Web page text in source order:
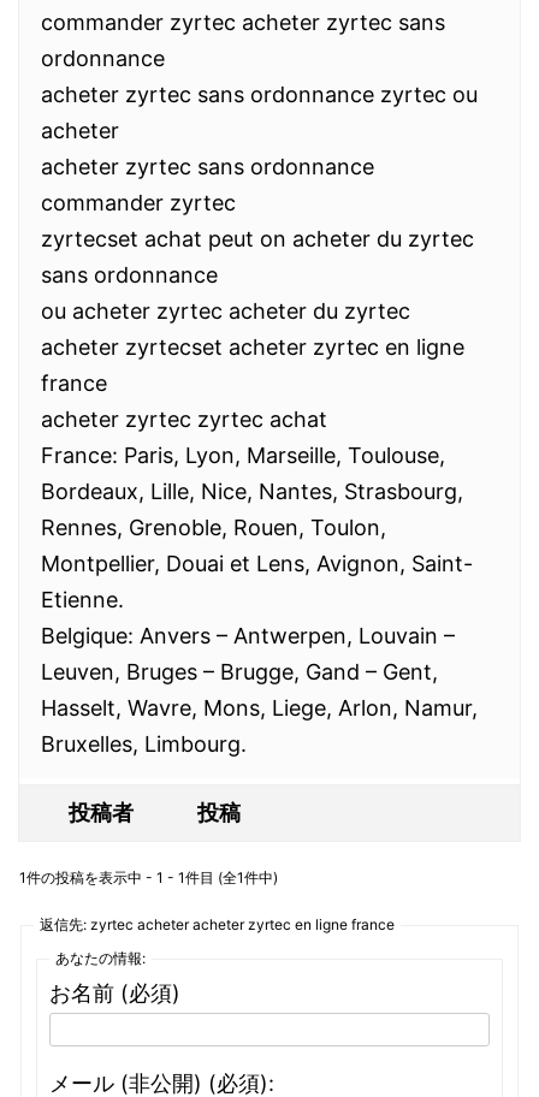
commander zyrtec acheter zyrtec sans
ordonnance
acheter zyrtec sans ordonnance zyrtec ou
acheter
acheter zyrtec sans ordonnance
commander zyrtec
zyrtecset achat peut on acheter du zyrtec
sans ordonnance
ou acheter zyrtec acheter du zyrtec
acheter zyrtecset acheter zyrtec en ligne
france
acheter zyrtec zyrtec achat
France: Paris, Lyon, Marseille, Toulouse,
Bordeaux, Lille, Nice, Nantes, Strasbourg,
Rennes, Grenoble, Rouen, Toulon,
Montpellier, Douai et Lens, Avignon, Saint-
Etienne.
Belgique: Anvers – Antwerpen, Louvain –
Leuven, Bruges – Brugge, Gand – Gent,
Hasselt, Wavre, Mons, Liege, Arlon, Namur,
Bruxelles, Limbourg.
投稿者 投稿
1件の投稿を表示中 - 1 - 1件目 (全1件中)
返信先: zyrtec acheter acheter zyrtec en ligne france
あなたの情報:
お名前 (必須)
メール (非公開) (必須):